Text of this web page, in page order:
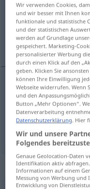
Übersicht aller
(Für mehr Details die
Text, Wortlaut
Textm texto
Wortlautm texto (≈
Wir verwenden Cookies,
und wir besser mit Ihnen
funktionale und statistische
und der statistischen
werden auf Grundlage
gespeichert. Marketing-
personalisierter Werbung
durch einen Klick auf den
geben. Klicken Sie
können Ihre Einwilligung
Webseite widerrufen. Wenn
und den
Button „Mehr Optionen“.
Datenverarbeitung
Datenschutzerklärung. Hier
Wir und unsere
Folgendes
Genaue Geolocation-Daten
Identifikation aktiv
Informationen auf einem
Messung von Werbung
Entwicklung von